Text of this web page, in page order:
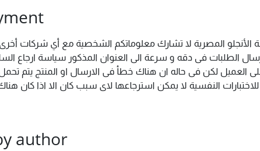
الأنجلو المصرية لا تشارك معلوماتكم الشخصية مع أي شركات
الطلبات فى دقه و سرعة الى العنوان المذكور سياسة ارجاع
العميل لكن فى حاله ان هناك خطأ فى الارسال او المنتج يتم
للاختبارات النفسية لا يمكن استرجاعها لاى سبب كان الا اذا
author